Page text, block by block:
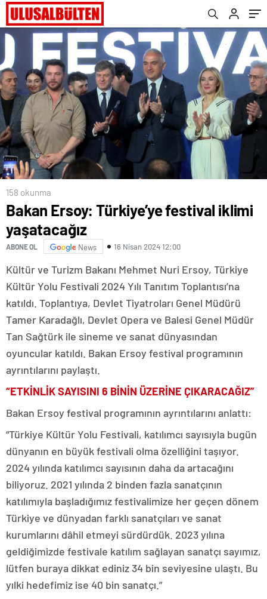
158 okunma
Bakan Ersoy: Türkiye’ye festival iklimi
yaşatacağız
ABONE OL News 16 Nisan 2024 12:00
Kültür ve Turizm Bakanı Mehmet Nuri Ersoy, Türkiye
Kültür Yolu Festivali 2024 Yılı Tanıtım Toplantısı’na
katıldı. Toplantıya, Devlet Tiyatroları Genel Müdürü
Tamer Karadağlı, Devlet Opera ve Balesi Genel Müdür
Tan Sağtürk ile sineme ve sanat dünyasından
oyuncular katıldı. Bakan Ersoy festival programının
ayrıntılarını paylaştı.
“ETKİNLİK SAYISINI 6 BİNİN ÜZERİNE ÇIKARACAĞIZ”
Bakan Ersoy festival programının ayrıntılarını anlattı:
“Türkiye Kültür Yolu Festivali, katılımcı sayısıyla bugün
dünyanın en büyük festivali olma özelliğini taşıyor.
2024 yılında katılımcı sayısının daha da artacağını
biliyoruz. 2021 yılında 2 binden fazla sanatçının
katılımıyla başladığımız festivalimize her geçen dönem
Türkiye ve dünyadan farklı sanatçıları ve sanat
kurumlarını dâhil etmeyi sürdürdük. 2023 yılına
geldiğimizde festivale katılım sağlayan sanatçı sayımız,
lütfen buraya dikkat ediniz 34 bin seviyesine ulaştı. Bu
yılki hedefimiz ise 40 bin sanatçı.”